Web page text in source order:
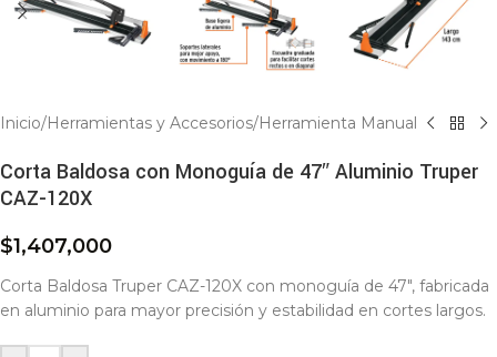
Inicio/Herramientas y Accesorios/Herramienta Manual
Corta Baldosa con Monoguía de 47″ Aluminio Truper
CAZ-120X
$1,407,000
Corta Baldosa Truper CAZ-120X con monoguía de 47″, fabricada
en aluminio para mayor precisión y estabilidad en cortes largos.